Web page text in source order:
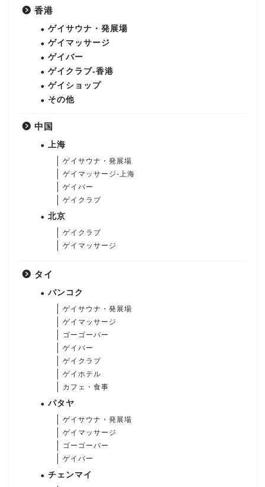
香港
ゲイサウナ・発展場
ゲイマッサージ
ゲイバー
ゲイクラブ-香港
ゲイショップ
その他
中国
上海
ゲイサウナ・発展場
ゲイマッサージ-上海
ゲイバー
ゲイクラブ
北京
ゲイクラブ
ゲイマッサージ
タイ
バンコク
ゲイサウナ・発展場
ゲイマッサージ
ゴーゴーバー
ゲイバー
ゲイクラブ
ゲイホテル
カフェ・食事
パタヤ
ゲイサウナ・発展場
ゲイマッサージ
ゴーゴーバー
ゲイバー
チェンマイ